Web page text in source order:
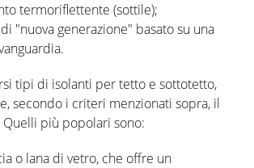
termoriflettente (sottile);
"nuova generazione" basato su una
tipi di isolanti per tetto e sottotetto,
secondo i criteri menzionati sopra, il
più popolari sono:
o lana di vetro, che offre un